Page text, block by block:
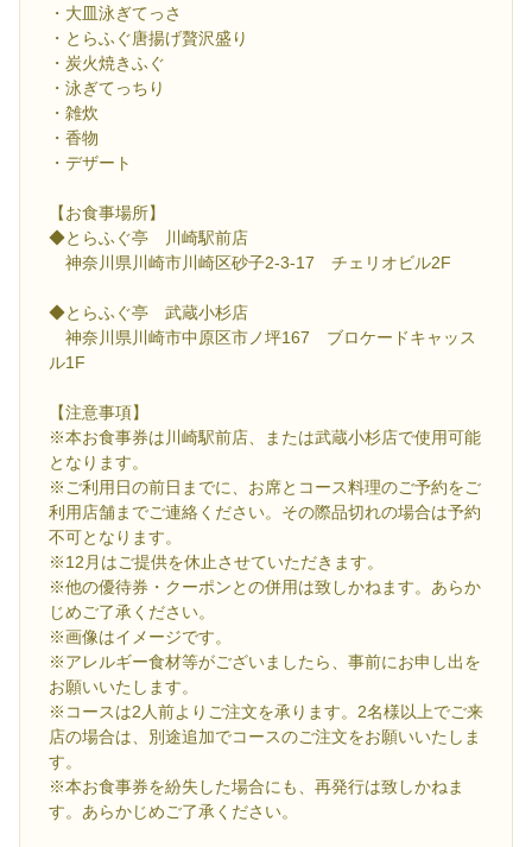
・大皿泳ぎてっさ
・とらふぐ唐揚げ贅沢盛り
・炭火焼きふぐ
・泳ぎてっちり
・雑炊
・香物
・デザート
【お食事場所】
◆とらふぐ亭 川崎駅前店
神奈川県川崎市川崎区砂子2-3-17 チェリオビル2F
◆とらふぐ亭 武蔵小杉店
神奈川県川崎市中原区市ノ坪167 ブロケードキャッス
ル1F
【注意事項】
※本お食事券は川崎駅前店、または武蔵小杉店で使用可能
となります。
※ご利用日の前日までに、お席とコース料理のご予約をご
利用店舗までご連絡ください。その際品切れの場合は予約
不可となります。
※12月はご提供を休止させていただきます。
※他の優待券・クーポンとの併用は致しかねます。あらか
じめご了承ください。
※画像はイメージです。
※アレルギー食材等がございましたら、事前にお申し出を
お願いいたします。
※コースは2人前よりご注文を承ります。2名様以上でご来
店の場合は、別途追加でコースのご注文をお願いいたしま
す。
※本お食事券を紛失した場合にも、再発行は致しかねま
す。あらかじめご了承ください。